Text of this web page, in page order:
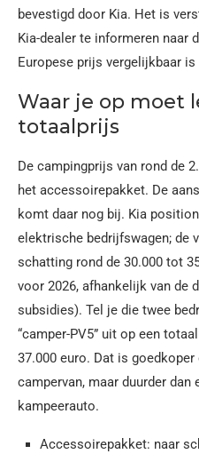
bevestigd door Kia. Het is
Kia-dealer te informeren naar
Europese prijs vergelijkbaar
Waar je op moet
totaalprijs
De campingprijs van rond de
het accessoirepakket. De
komt daar nog bij. Kia
elektrische bedrijfswagen; de
schatting rond de 30.000 tot
voor 2026, afhankelijk van de
subsidies). Tel je die twee
“camper-PV5” uit op een
37.000 euro. Dat is
campervan, maar duurder dan
kampeerauto.
Accessoirepakket: naar